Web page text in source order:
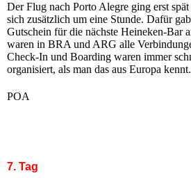
Der Flug nach Porto Alegre ging erst
sich zusätzlich um eine Stunde. Dafür
Gutschein für die nächste Heineken-Bar
waren in BRA und ARG alle
Check-In und Boarding waren immer
organisiert, als man das aus Europa kennt.
POA
7. Tag